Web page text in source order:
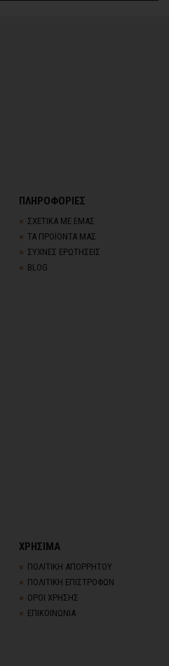
ΠΛΗΡΟΦΟΡΙΕΣ
ΣΧΕΤΙΚΑ ΜΕ ΕΜΑΣ
ΤΑ ΠΡΟΪΟΝΤΑ ΜΑΣ
ΣΥΧΝΕΣ ΕΡΩΤΗΣΕΙΣ
BLOG
ΧΡΗΣΙΜΑ
ΠΟΛΙΤΙΚΗ ΑΠΟΡΡΗΤΟΥ
ΠΟΛΙΤΙΚΗ ΕΠΙΣΤΡΟΦΩΝ
ΟΡΟΙ ΧΡΗΣΗΣ
ΕΠΙΚΟΙΝΩΝΙΑ